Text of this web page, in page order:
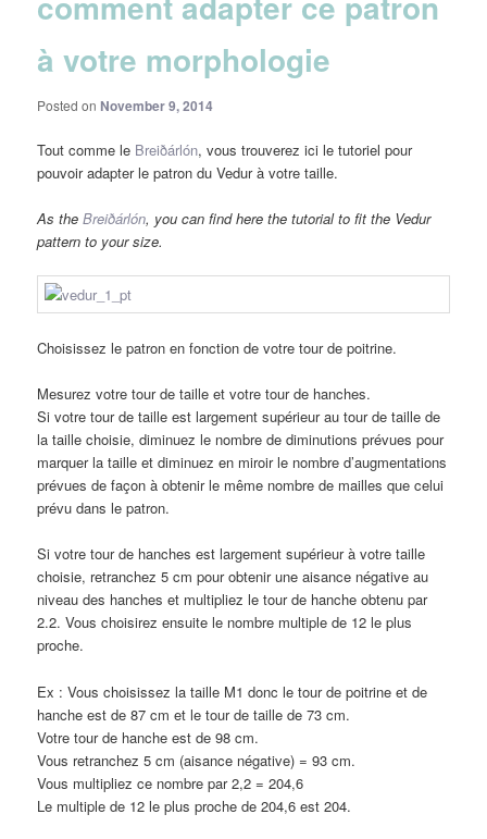
à votre morphologie
Posted on November 9, 2014
Tout comme le Breiðárlón, vous trouverez ici le tutoriel pour
pouvoir adapter le patron du Vedur à votre taille.
As theBreiðárlón, you can find here the tutorial to fit the Vedur
pattern to your size.
Choisissez le patron en fonction de votre tour de poitrine.
Mesurez votre tour de taille et votre tour de hanches.
Si votre tour de taille est largement supérieur au tour de taille de
la taille choisie, diminuez le nombre de diminutions prévues pour
marquer la taille et diminuez en miroir le nombre d’augmentations
prévues de façon à obtenir le même nombre de mailles que celui
prévu dans le patron.
Si votre tour de hanches est largement supérieur à votre taille
choisie, retranchez 5 cm pour obtenir une aisance négative au
niveau des hanches et multipliez le tour de hanche obtenu par
2.2. Vous choisirez ensuite le nombre multiple de 12 le plus
proche.
Ex : Vous choisissez la taille M1 donc le tour de poitrine et de
hanche est de 87 cm et le tour de taille de 73 cm.
Votre tour de hanche est de 98 cm.
Vous retranchez 5 cm (aisance négative) = 93 cm.
Vous multipliez ce nombre par 2,2 = 204,6
Le multiple de 12 le plus proche de 204,6 est 204.